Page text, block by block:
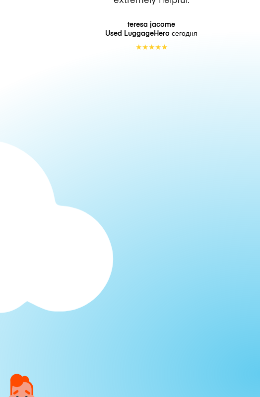
teresa jacome
Used LuggageHero сегодня
★★★★★